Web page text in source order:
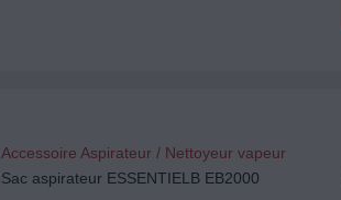
Accessoire Aspirateur / Nettoyeur vapeur
Sac aspirateur ESSENTIELB EB2000